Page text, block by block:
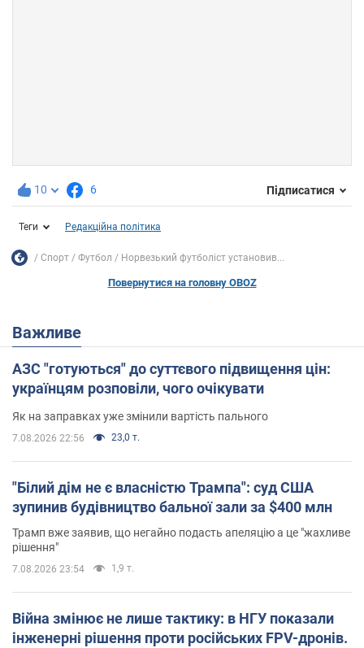
10 6 Підписатися
Теги Редакційна політика
Спорт Футбол Норвезький футболіст установив...
Повернутися на головну OBOZ
Важливе
АЗС "готуються" до суттєвого підвищення цін:
українцям розповіли, чого очікувати
Як на заправках уже змінили вартість пального
7.08.2026 22:56 23,0 т.
"Білий дім не є власністю Трампа": суд США
зупинив будівництво бальної зали за $400 млн
Трамп вже заявив, що негайно подасть апеляцію а це "жахливе
рішення"
7.08.2026 23:54 1,9 т.
Війна змінює не лише тактику: в НГУ показали
інженерні рішення проти російських FPV-дронів.